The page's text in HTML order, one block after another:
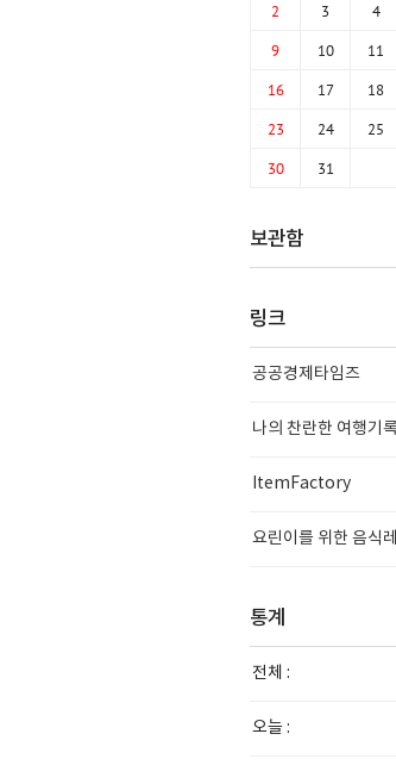
2 3 4
9 10 11
16 17 18
23 24 25
30 31
보관함
링크
공공경제타임즈
나의 찬란한 여행기록
ItemFactory
요린이를 위한 음식
통계
전체 :
오늘 :